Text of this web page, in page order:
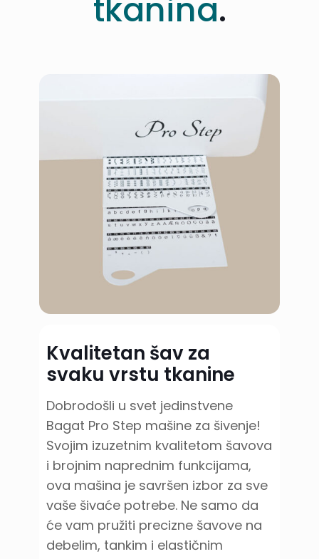
tkanina.
Kvalitetan šav za
svaku vrstu tkanine
Dobrodošli u svet jedinstvene
Bagat Pro Step mašine za šivenje!
Svojim izuzetnim kvalitetom šavova
i brojnim naprednim funkcijama,
ova mašina je savršen izbor za sve
vaše šivaće potrebe. Ne samo da
će vam pružiti precizne šavove na
debelim, tankim i elastičnim